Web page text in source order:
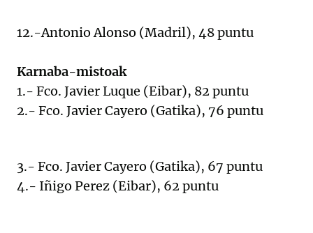
12.-Antonio Alonso (Madril), 48 puntu
Karnaba-mistoak
1.- Fco. Javier Luque (Eibar), 82 puntu
2.- Fco. Javier Cayero (Gatika), 76 puntu
3.- Fco. Javier Cayero (Gatika), 67 puntu
4.- Iñigo Perez (Eibar), 62 puntu